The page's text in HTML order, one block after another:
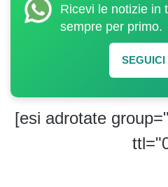
Ricevi le notizie in
sempre per primo.
SEGUICI
[esi adrotate